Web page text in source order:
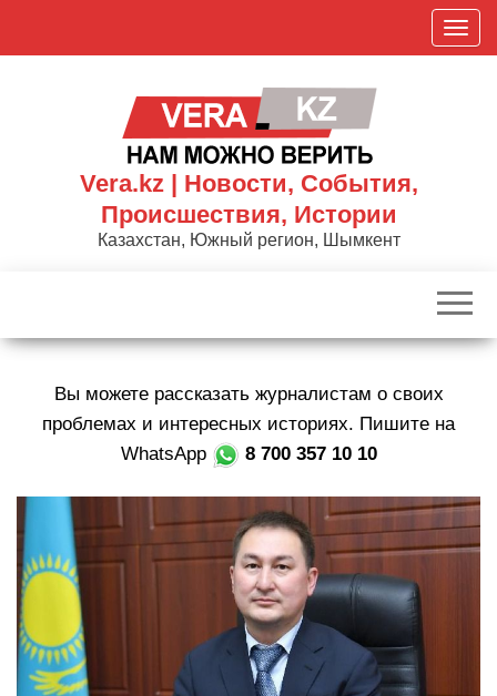
П
о
к
р
в
и
г
Vera.kz | Новости, События,
Происшествия, Истории
Казахстан, Южный регион, Шымкент
Вы можете рассказать журналистам о своих
проблемах и интересных историях. Пишите на
WhatsApp
8 700 357 10 10